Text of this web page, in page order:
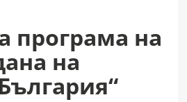
програма на
на